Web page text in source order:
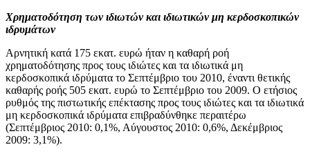
Χρηματοδότηση των ιδιωτών και ιδιωτικών μη κερδοσκοπικών
ιδρυμάτων
Αρνητική κατά 175 εκατ. ευρώ ήταν η καθαρή ροή
χρηματοδότησης προς τους ιδιώτες και τα ιδιωτικά μη
κερδοσκοπικά ιδρύματα το Σεπτέμβριο του 2010, έναντι θετικής
καθαρής ροής 505 εκατ. ευρώ το Σεπτέμβριο του 2009. Ο ετήσιος
ρυθμός της πιστωτικής επέκτασης προς τους ιδιώτες και τα ιδιωτικά
μη κερδοσκοπικά ιδρύματα επιβραδύνθηκε περαιτέρω
(Σεπτέμβριος 2010: 0,1%, Αύγουστος 2010: 0,6%, Δεκέμβριος
2009: 3,1%).